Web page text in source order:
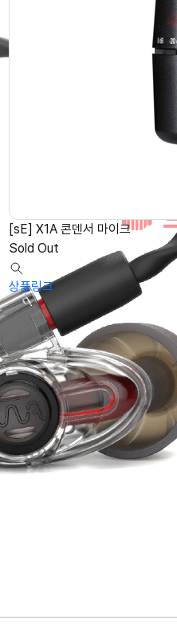
[sE] X1A 콘덴서 마이크
Sold Out
상품링크